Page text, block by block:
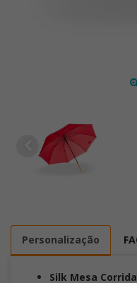
Personalização
Silk Mesa